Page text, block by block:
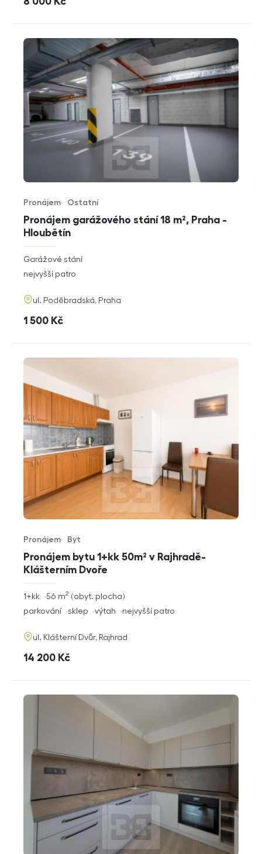
Pronájem garážového stání 18 m², Praha -
Hloubětín
Typ nabídky
Pronájem
Typ nemovitosti
Ostatní
rozměry
dispozice
Garážové stání
funkce
nejvyšší patro
adresa
ul. Poděbradská, Praha
cena
1 500 Kč
Pronájem bytu 1+kk 50m² v Rajhradě-
Klášterním Dvoře
Typ nabídky
Pronájem
Typ nemovitosti
Byt
rozměry
dispozice
1+kk obyt. plocha
56 m2
funkce
parkování sklep výtah nejvyšší patro
adresa
ul. Klášterní Dvůr, Rajhrad
cena
14 200 Kč